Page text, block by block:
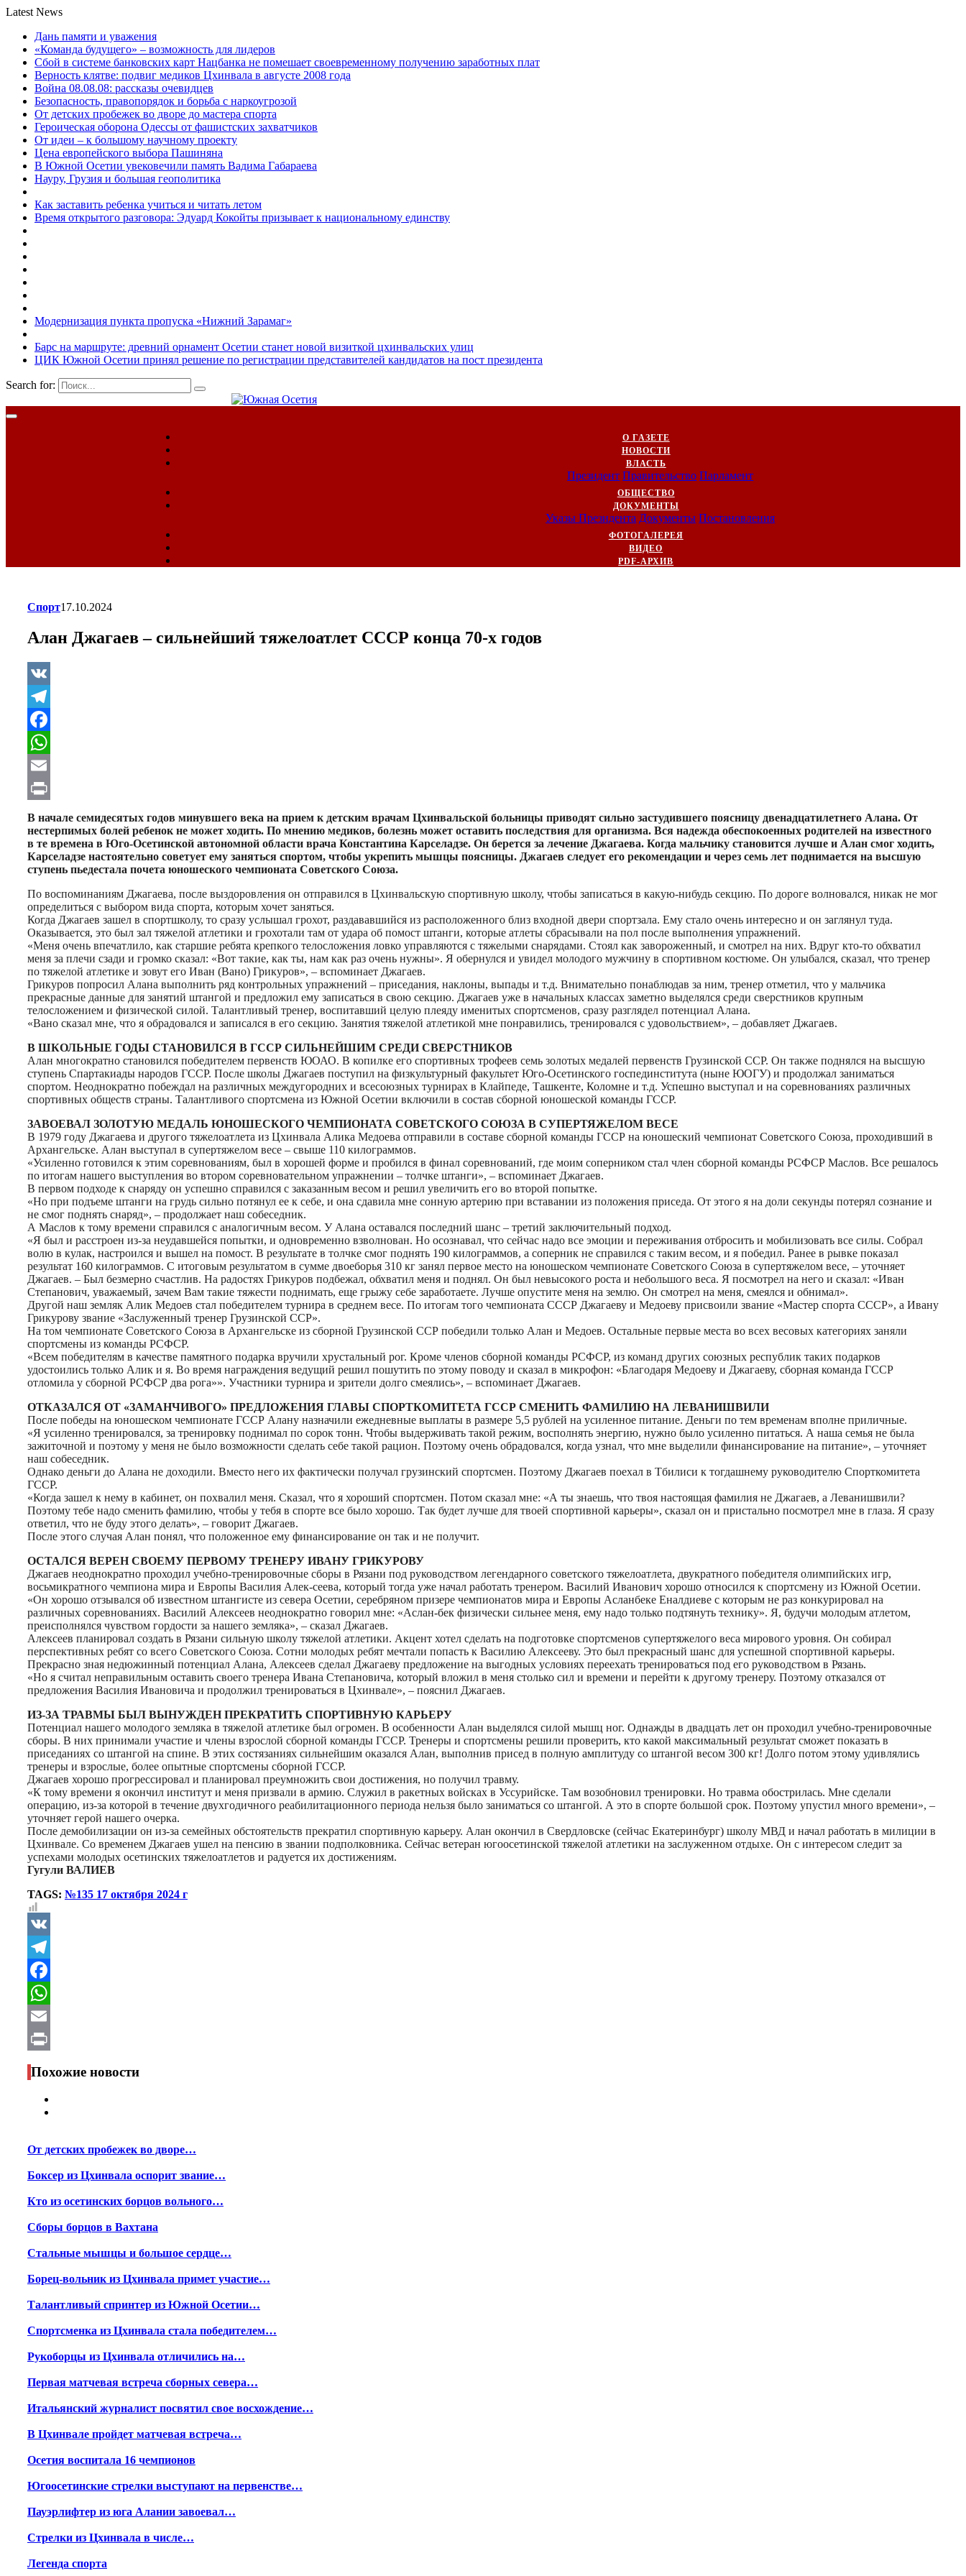
Latest News
Дань памяти и уважения
«Команда будущего» – возможность для лидеров
Сбой в системе банковских карт Нацбанка не помешает своевременному получению заработных плат
Верность клятве: подвиг медиков Цхинвала в августе 2008 года
Война 08.08.08: рассказы очевидцев
Безопасность, правопорядок и борьба с наркоугрозой
От детских пробежек во дворе до мастера спорта
Героическая оборона Одессы от фашистских захватчиков
От идеи – к большому научному проекту
Цена европейского выбора Пашиняна
В Южной Осетии увековечили память Вадима Габараева
Науру, Грузия и большая геополитика
Как заставить ребенка учиться и читать летом
Время открытого разговора: Эдуард Кокойты призывает к национальному единству
Модернизация пункта пропуска «Нижний Зарамаг»
Барс на маршруте: древний орнамент Осетии станет новой визиткой цхинвальских улиц
ЦИК Южной Осетии принял решение по регистрации представителей кандидатов на пост президента
Search for:
О ГАЗЕТЕ
НОВОСТИ
ВЛАСТЬ
Президент Правительство Парламент
ОБЩЕСТВО
ДОКУМЕНТЫ
Указы Президента Документы Постановления
ФОТОГАЛЕРЕЯ
ВИДЕО
PDF-АРХИВ
Спорт17.10.2024
Алан Джагаев – сильнейший тяжелоатлет СССР конца 70-х годов
VK
Telegram
Facebook
WhatsApp
Email
Print
В начале семидесятых годов минувшего века на прием к детским врачам Цхинвальской больницы приводят сильно застудившего поясницу двенадцатилетнего Алана. От
нестерпимых болей ребенок не может ходить. По мнению медиков, болезнь может оставить последствия для организма. Вся надежда обеспокоенных родителей на известного
в те времена в Юго-Осетинской автономной области врача Константина Карселадзе. Он берется за лечение Джагаева. Когда мальчику становится лучше и Алан смог ходить,
Карселадзе настоятельно советует ему заняться спортом, чтобы укрепить мышцы поясницы. Джагаев следует его рекомендации и через семь лет поднимается на высшую
ступень пьедестала почета юношеского чемпионата Советского Союза.
По воспоминаниям Джагаева, после выздоровления он отправился в Цхинвальскую спортивную школу, чтобы записаться в какую-нибудь секцию. По дороге волновался, никак не мог
определиться с выбором вида спорта, которым хочет заняться.
Когда Джагаев зашел в спортшколу, то сразу услышал грохот, раздававшийся из расположенного близ входной двери спортзала. Ему стало очень интересно и он заглянул туда.
Оказывается, это был зал тяжелой атлетики и грохотали там от удара об помост штанги, которые атлеты сбрасывали на пол после выполнения упражнений.
«Меня очень впечатлило, как старшие ребята крепкого телосложения ловко управляются с тяжелыми снарядами. Стоял как завороженный, и смотрел на них. Вдруг кто-то обхватил
меня за плечи сзади и громко сказал: «Вот такие, как ты, нам как раз очень нужны». Я обернулся и увидел молодого мужчину в спортивном костюме. Он улыбался, сказал, что тренер
по тяжелой атлетике и зовут его Иван (Вано) Грикуров», – вспоминает Джагаев.
Грикуров попросил Алана выполнить ряд контрольных упражнений – приседания, наклоны, выпады и т.д. Внимательно понаблюдав за ним, тренер отметил, что у мальчика
прекрасные данные для занятий штангой и предложил ему записаться в свою секцию. Джагаев уже в начальных классах заметно выделялся среди сверстников крупным
телосложением и физической силой. Талантливый тренер, воспитавший целую плеяду именитых спортсменов, сразу разглядел потенциал Алана.
«Вано сказал мне, что я обрадовался и записался в его секцию. Занятия тяжелой атлетикой мне понравились, тренировался с удовольствием», – добавляет Джагаев.
В ШКОЛЬНЫЕ ГОДЫ СТАНОВИЛСЯ В ГССР СИЛЬНЕЙШИМ СРЕДИ СВЕРСТНИКОВ
Алан многократно становился победителем первенств ЮОАО. В копилке его спортивных трофеев семь золотых медалей первенств Грузинской ССР. Он также поднялся на высшую
ступень Спартакиады народов ГССР. После школы Джагаев поступил на физкультурный факультет Юго-Осетинского госпединститута (ныне ЮОГУ) и продолжал заниматься
спортом. Неоднократно побеждал на различных междугородних и всесоюзных турнирах в Клайпеде, Ташкенте, Коломне и т.д. Успешно выступал и на соревнованиях различных
спортивных обществ страны. Талантливого спортсмена из Южной Осетии включили в состав сборной юношеской команды ГССР.
ЗАВОЕВАЛ ЗОЛОТУЮ МЕДАЛЬ ЮНОШЕСКОГО ЧЕМПИОНАТА СОВЕТСКОГО СОЮЗА В СУПЕРТЯЖЕЛОМ ВЕСЕ
В 1979 году Джагаева и другого тяжелоатлета из Цхинвала Алика Медоева отправили в составе сборной команды ГССР на юношеский чемпионат Советского Союза, проходивший в
Архангельске. Алан выступал в супертяжелом весе – свыше 110 килограммов.
«Усиленно готовился к этим соревнованиям, был в хорошей форме и пробился в финал соревнований, где моим соперником стал член сборной команды РСФСР Маслов. Все решалось
по итогам нашего выступления во втором соревновательном упражнении – толчке штанги», – вспоминает Джагаев.
В первом подходе к снаряду он успешно справился с заказанным весом и решил увеличить его во второй попытке.
«Но при подъеме штанги на грудь сильно потянул ее к себе, и она сдавила мне сонную артерию при вставании из положения приседа. От этого я на доли секунды потерял сознание и
не смог поднять снаряд», – продолжает наш собеседник.
А Маслов к тому времени справился с аналогичным весом. У Алана оставался последний шанс – третий заключительный подход.
«Я был и расстроен из-за неудавшейся попытки, и одновременно взволнован. Но осознавал, что сейчас надо все эмоции и переживания отбросить и мобилизовать все силы. Собрал
волю в кулак, настроился и вышел на помост. В результате в толчке смог поднять 190 килограммов, а соперник не справился с таким весом, и я победил. Ранее в рывке показал
результат 160 килограммов. С итоговым результатом в сумме двоеборья 310 кг занял первое место на юношеском чемпионате Советского Союза в супертяжелом весе, – уточняет
Джагаев. – Был безмерно счастлив. На радостях Грикуров подбежал, обхватил меня и поднял. Он был невысокого роста и небольшого веса. Я посмотрел на него и сказал: «Иван
Степанович, уважаемый, зачем Вам такие тяжести поднимать, еще грыжу себе заработаете. Лучше опустите меня на землю. Он смотрел на меня, смеялся и обнимал».
Другой наш земляк Алик Медоев стал победителем турнира в среднем весе. По итогам того чемпионата СССР Джагаеву и Медоеву присвоили звание «Мастер спорта СССР», а Ивану
Грикурову звание «Заслуженный тренер Грузинской ССР».
На том чемпионате Советского Союза в Архангельске из сборной Грузинской ССР победили только Алан и Медоев. Остальные первые места во всех весовых категориях заняли
спортсмены из команды РСФСР.
«Всем победителям в качестве памятного подарка вручили хрустальный рог. Кроме членов сборной команды РСФСР, из команд других союзных республик таких подарков
удостоились только Алик и я. Во время награждения ведущий решил пошутить по этому поводу и сказал в микрофон: «Благодаря Медоеву и Джагаеву, сборная команда ГССР
отломила у сборной РСФСР два рога»». Участники турнира и зрители долго смеялись», – вспоминает Джагаев.
ОТКАЗАЛСЯ ОТ «ЗАМАНЧИВОГО» ПРЕДЛОЖЕНИЯ ГЛАВЫ СПОРТКОМИТЕТА ГССР СМЕНИТЬ ФАМИЛИЮ НА ЛЕВАНИШВИЛИ
После победы на юношеском чемпионате ГССР Алану назначили ежедневные выплаты в размере 5,5 рублей на усиленное питание. Деньги по тем временам вполне приличные.
«Я усиленно тренировался, за тренировку поднимал по сорок тонн. Чтобы выдерживать такой режим, восполнять энергию, нужно было усиленно питаться. А наша семья не была
зажиточной и поэтому у меня не было возможности сделать себе такой рацион. Поэтому очень обрадовался, когда узнал, что мне выделили финансирование на питание», – уточняет
наш собеседник.
Однако деньги до Алана не доходили. Вместо него их фактически получал грузинский спортсмен. Поэтому Джагаев поехал в Тбилиси к тогдашнему руководителю Спорткомитета
ГССР.
«Когда зашел к нему в кабинет, он похвалил меня. Сказал, что я хороший спортсмен. Потом сказал мне: «А ты знаешь, что твоя настоящая фамилия не Джагаев, а Леванишвили?
Поэтому тебе надо сменить фамилию, чтобы у тебя в спорте все было хорошо. Так будет лучше для твоей спортивной карьеры», сказал он и пристально посмотрел мне в глаза. Я сразу
ответил, что не буду этого делать», – говорит Джагаев.
После этого случая Алан понял, что положенное ему финансирование он так и не получит.
ОСТАЛСЯ ВЕРЕН СВОЕМУ ПЕРВОМУ ТРЕНЕРУ ИВАНУ ГРИКУРОВУ
Джагаев неоднократно проходил учебно-тренировочные сборы в Рязани под руководством легендарного советского тяжелоатлета, двукратного победителя олимпийских игр,
восьмикратного чемпиона мира и Европы Василия Алек-сеева, который тогда уже начал работать тренером. Василий Иванович хорошо относился к спортсмену из Южной Осетии.
«Он хорошо отзывался об известном штангисте из севера Осетии, серебряном призере чемпионатов мира и Европы Асланбеке Еналдиеве с которым не раз конкурировал на
различных соревнованиях. Василий Алексеев неоднократно говорил мне: «Аслан-бек физически сильнее меня, ему надо только подтянуть технику». Я, будучи молодым атлетом,
преисполнялся чувством гордости за нашего земляка», – сказал Джагаев.
Алексеев планировал создать в Рязани сильную школу тяжелой атлетики. Акцент хотел сделать на подготовке спортсменов супертяжелого веса мирового уровня. Он собирал
перспективных ребят со всего Советского Союза. Сотни молодых ребят мечтали попасть к Василию Алексееву. Это был прекрасный шанс для успешной спортивной карьеры.
Прекрасно зная недюжинный потенциал Алана, Алексеев сделал Джагаеву предложение на выгодных условиях переехать тренироваться под его руководством в Рязань.
«Но я считал неправильным оставить своего тренера Ивана Степановича, который вложил в меня столько сил и времени и перейти к другому тренеру. Поэтому отказался от
предложения Василия Ивановича и продолжил тренироваться в Цхинвале», – пояснил Джагаев.
ИЗ-ЗА ТРАВМЫ БЫЛ ВЫНУЖДЕН ПРЕКРАТИТЬ СПОРТИВНУЮ КАРЬЕРУ
Потенциал нашего молодого земляка в тяжелой атлетике был огромен. В особенности Алан выделялся силой мышц ног. Однажды в двадцать лет он проходил учебно-тренировочные
сборы. В них принимали участие и члены взрослой сборной команды ГССР. Тренеры и спортсмены решили проверить, кто какой максимальный результат сможет показать в
приседаниях со штангой на спине. В этих состязаниях сильнейшим оказался Алан, выполнив присед в полную амплитуду со штангой весом 300 кг! Долго потом этому удивлялись
тренеры и взрослые, более опытные спортсмены сборной ГССР.
Джагаев хорошо прогрессировал и планировал преумножить свои достижения, но получил травму.
«К тому времени я окончил институт и меня призвали в армию. Служил в ракетных войсках в Уссурийске. Там возобновил тренировки. Но травма обострилась. Мне сделали
операцию, из-за которой в течение двухгодичного реабилитационного периода нельзя было заниматься со штангой. А это в спорте большой срок. Поэтому упустил много времени», –
уточняет герой нашего очерка.
После демобилизации он из-за семейных обстоятельств прекратил спортивную карьеру. Алан окончил в Свердловске (сейчас Екатеринбург) школу МВД и начал работать в милиции в
Цхинвале. Со временем Джагаев ушел на пенсию в звании подполковника. Сейчас ветеран югоосетинской тяжелой атлетики на заслуженном отдыхе. Он с интересом следит за
успехами молодых осетинских тяжелоатлетов и радуется их достижениям.
Гугули ВАЛИЕВ
TAGS: №135 17 октября 2024 г
VK
Telegram
Facebook
WhatsApp
Email
Print
Похожие новости
От детских пробежек во дворе…
Боксер из Цхинвала оспорит звание…
Кто из осетинских борцов вольного…
Сборы борцов в Вахтана
Стальные мышцы и большое сердце…
Борец-вольник из Цхинвала примет участие…
Талантливый спринтер из Южной Осетии…
Спортсменка из Цхинвала стала победителем…
Рукоборцы из Цхинвала отличились на…
Первая матчевая встреча сборных севера…
Итальянский журналист посвятил свое восхождение…
В Цхинвале пройдет матчевая встреча…
Осетия воспитала 16 чемпионов
Югоосетинские стрелки выступают на первенстве…
Пауэрлифтер из юга Алании завоевал…
Стрелки из Цхинвала в числе…
Легенда спорта